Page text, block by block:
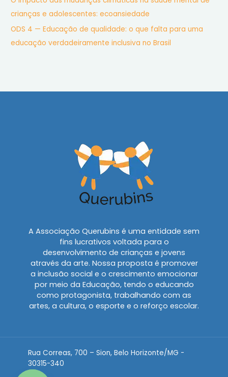
crianças e adolescentes: ecoansiedade
ODS 4 — Educação de qualidade: o que falta para uma
educação verdadeiramente inclusiva no Brasil
A Associação Querubins é uma entidade sem
fins lucrativos voltada para o
desenvolvimento de crianças e jovens
através da arte. Nossa proposta é promover
a inclusão social e o crescimento emocionar
por meio da Educação, tendo o educando
como protagonista, trabalhando com as
artes, a cultura, o esporte e o reforço escolar.
Rua Correas, 700 – Sion, Belo Horizonte/MG -
30315-340